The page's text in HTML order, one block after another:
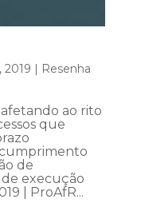
2019 | Resenha
ao rito
que
de
execução
| ProAfR...